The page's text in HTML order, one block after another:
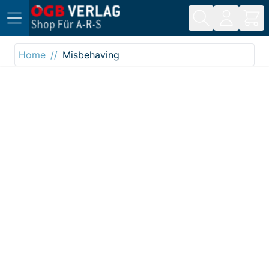
Direkt zum Inhalt
Home
Misbehaving